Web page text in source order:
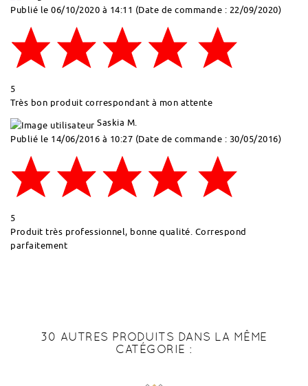
Publié le 06/10/2020 à 14:11 (Date de commande : 22/09/2020)
5
Très bon produit correspondant à mon attente
Saskia M.
Publié le 14/06/2016 à 10:27 (Date de commande : 30/05/2016)
5
Produit très professionnel, bonne qualité. Correspond
parfaitement
30 AUTRES PRODUITS DANS LA MÊME
CATÉGORIE :